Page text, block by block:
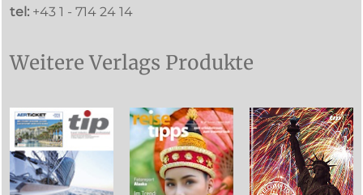
tel: +43 1 - 714 24 14
Weitere Verlags Produkte